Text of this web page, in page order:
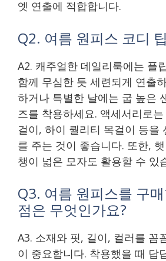
엣 연출에 적합합니다.
Q2. 여름 원피스 코디
A2. 캐주얼한 데일리룩에는 플
함께 무심한 듯 세련되게 연출
하거나 특별한 날에는 굽 높은
즈를 착용하세요. 액세서리로
걸이, 하이 퀄리티 목걸이 등을
를 주는 것이 좋습니다. 또한,
챙이 넓은 모자도 활용할 수 있
Q3. 여름 원피스를 구
점은 무엇인가요?
A3. 소재와 핏, 길이, 컬러를 꼼
이 중요합니다. 착용했을 때 답